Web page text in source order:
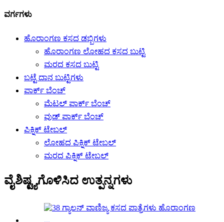
ವರ್ಗಗಳು
ಹೊರಾಂಗಣ ಕಸದ ಡಬ್ಬಿಗಳು
ಹೊರಾಂಗಣ ಲೋಹದ ಕಸದ ಬುಟ್ಟಿ
ಮರದ ಕಸದ ಬುಟ್ಟಿ
ಬಟ್ಟೆ ದಾನ ಬುಟ್ಟಿಗಳು
ಪಾರ್ಕ್ ಬೆಂಚ್
ಮೆಟಲ್ ಪಾರ್ಕ್ ಬೆಂಚ್
ವುಡ್ ಪಾರ್ಕ್ ಬೆಂಚ್
ಪಿಕ್ನಿಕ್ ಟೇಬಲ್
ಲೋಹದ ಪಿಕ್ನಿಕ್ ಟೇಬಲ್
ಮರದ ಪಿಕ್ನಿಕ್ ಟೇಬಲ್
ವೈಶಿಷ್ಟ್ಯಗೊಳಿಸಿದ ಉತ್ಪನ್ನಗಳು